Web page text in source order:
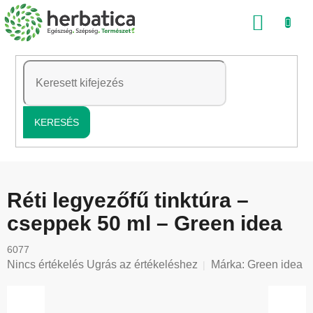
Ugrás
a
tartalomhoz
KERESÉS
Réti legyezőfű tinktúra –
cseppek 50 ml – Green idea
6077
A
Nincs értékelés Ugrás az értékeléshez Márka: Green idea